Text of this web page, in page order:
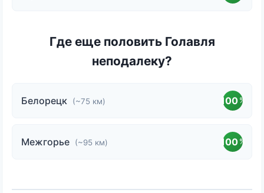
Где еще половить Голавля
неподалеку?
Белорецк (~75 км) 100 %
Межгорье (~95 км) 100 %